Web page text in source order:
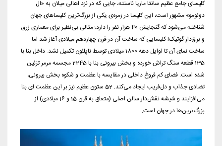
کلیسای جامع عظیم سانتا ماریا ناسنته، جایی که در نزد اهالی میلان به «ال
دوئومو» مشهور است، این کلیسا در زمره‌ی یکی از بزرگ‌ترین کلیساهای جهان
شناخته می‌شود که گنجایش 40 هزار نفر را دارد؛ مثالی بی‌نظیر برای معماری زرق
و برق‌دارِ گوتیک! کلیسایی که ساخت آن در قرن چهاردهم میلادی آغاز شد اما
ساخت نمای آن تا اوایل دهه 1800 میلادی توسط ناپلئون تکمیل نشد. داخل بنا با
135 قطعه سنگ تراش خورده و بخش بیرونی بنا با 2245 مجسمه مرمر تزئین
شده است. فضای کم فروغ داخلی در مقایسه با عظمت و شکوه بخش بیرونی،
تضادی جذاب و دل‌فریب ایجاد می‌کند. 52 ستون عظیم نیز بر این عظمت ای بنا
می‌افزایند و شیشه نقش‌دار سالن اصلی (متعلق به قرن 15 و 16 میلادی) از
بزرگ‌ترین‌ها در جهان است.